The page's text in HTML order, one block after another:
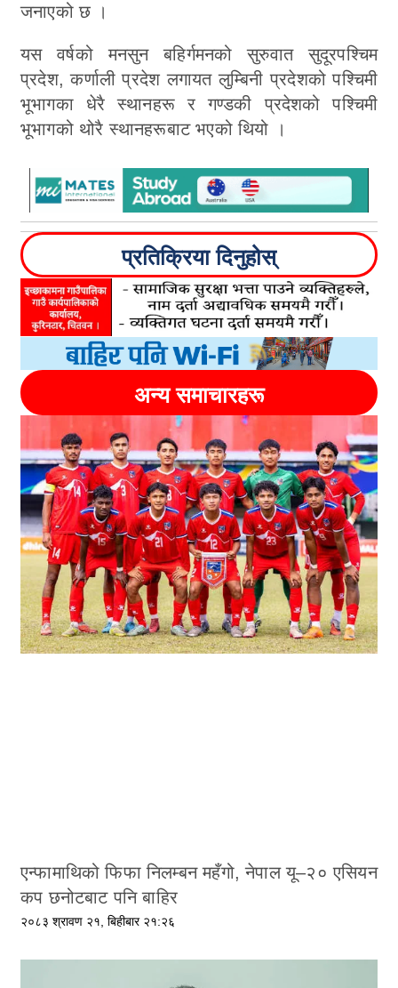
जनाएको छ ।
यस वर्षको मनसुन बहिर्गमनको सुरुवात सुदूरपश्चिम
प्रदेश, कर्णाली प्रदेश लगायत लुम्बिनी प्रदेशको पश्चिमी
भूभागका धेरै स्थानहरू र गण्डकी प्रदेशको पश्चिमी
भूभागको थोरै स्थानहरूबाट भएको थियो ।
प्रतिक्रिया दिनुहोस्
अन्य समाचारहरू
एन्फामाथिको फिफा निलम्बन महँगो, नेपाल यू–२० एसियन
कप छनोटबाट पनि बाहिर
२०८३ श्रावण २१, बिहीबार २१:२६